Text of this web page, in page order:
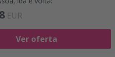
EUR
Ver oferta